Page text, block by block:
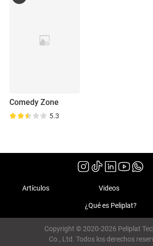
Comedy Zone
5.3
Artículos Videos
¿Qué es Peliplat?
Copyright © 2020-2026 Peliplat
Co., Ltd. Todos los derechos